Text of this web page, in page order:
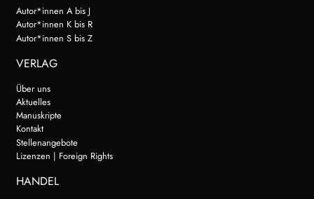
Autor*innen A bis J
Autor*innen K bis R
Autor*innen S bis Z
VERLAG
Über uns
Aktuelles
Manuskripte
Kontakt
Stellenangebote
Lizenzen | Foreign Rights
HANDEL